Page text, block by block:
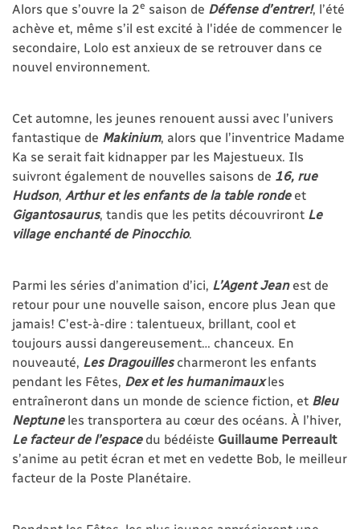
Alors que s’ouvre la 2e saison de Défense d’entrer!, l’été
achève et, même s’il est excité à l'idée de commencer le
secondaire, Lolo est anxieux de se retrouver dans ce
nouvel environnement.
Cet automne, les jeunes renouent aussi avec l’univers
fantastique de Makinium, alors que l’inventrice Madame
Ka se serait fait kidnapper par les Majestueux. Ils
suivront également de nouvelles saisons de 16, rue
Hudson, Arthur et les enfants de la table rondeet
Gigantosaurus, tandis que les petits découvriront Le
village enchanté de Pinocchio.
Parmi les séries d’animation d’ici, L’Agent Jean est de
retour pour une nouvelle saison, encore plus Jean que
jamais! C’est-à-dire : talentueux, brillant, cool et
toujours aussi dangereusement… chanceux. En
nouveauté, Les Dragouillescharmeront les enfants
pendant les Fêtes, Dex et les humanimauxles
entraîneront dans un monde de science fiction, et Bleu
Neptuneles transportera au cœur des océans. À l’hiver,
Le facteur de l’espacedu bédéiste Guillaume Perreault
s’anime au petit écran et met en vedette Bob, le meilleur
facteur de la Poste Planétaire.